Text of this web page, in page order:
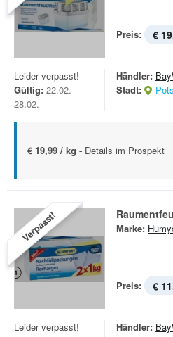
Preis: €
Leider verpasst!
Gültig: 22.02. -
28.02.
Händler:
Stadt:
€ 19,99 / kg - Details im Prospekt
Verpasst! Marke:
Preis: €
Leider verpasst!
Händler: